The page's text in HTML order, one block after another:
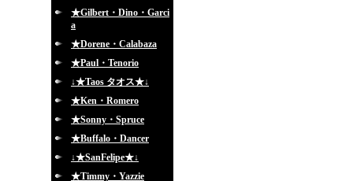
★Gilbert・Dino・Garci
a
★Dorene・Calabaza
★Paul・Tenorio
↓★Taos タオス★↓
★Ken・Romero
★Sonny・Spruce
★Buffalo・Dancer
↓★SanFelipe★↓
★Timmy・Yazzie